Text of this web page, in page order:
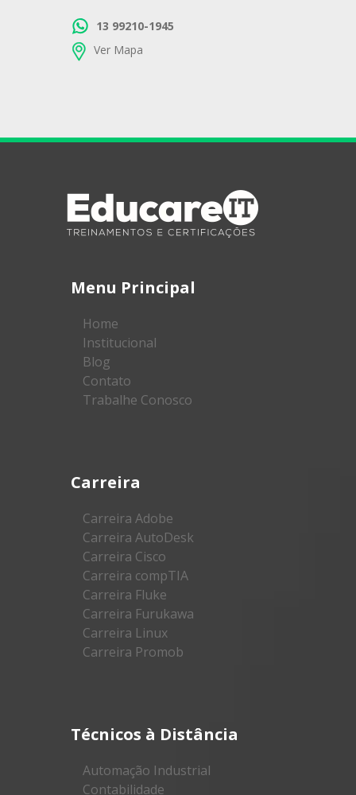
13 99210-1945
Ver Mapa
Menu Principal
Home
Institucional
Blog
Contato
Trabalhe Conosco
Carreira
Carreira Adobe
Carreira AutoDesk
Carreira Cisco
Carreira compTIA
Carreira Fluke
Carreira Furukawa
Carreira Linux
Carreira Promob
Técnicos à Distância
Automação Industrial
Contabilidade